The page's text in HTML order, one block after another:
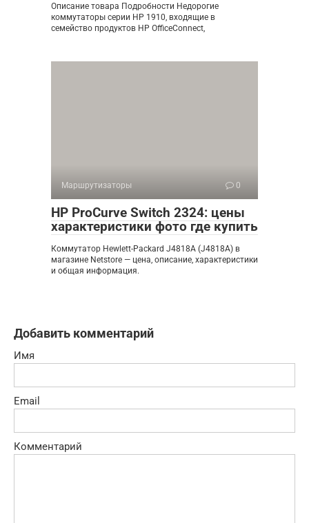
Описание товара Подробности Недорогие
коммутаторы серии HP 1910, входящие в
семейство продуктов HP OfficeConnect,
Маршрутизаторы 0
HP ProCurve Switch 2324: цены
характеристики фото где купить
Коммутатор Hewlett-Packard J4818A (J4818A) в
магазине Netstore — цена, описание, характеристики
и общая информация.
Добавить комментарий
Имя
Email
Комментарий